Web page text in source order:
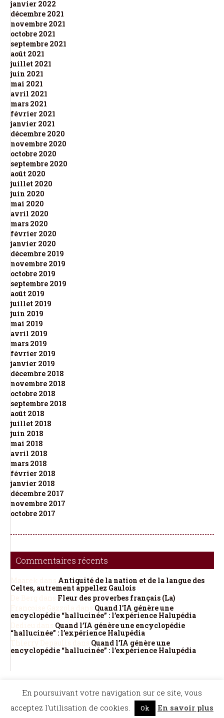
janvier 2022
décembre 2021
novembre 2021
octobre 2021
septembre 2021
août 2021
juillet 2021
juin 2021
mai 2021
avril 2021
mars 2021
février 2021
janvier 2021
décembre 2020
novembre 2020
octobre 2020
septembre 2020
août 2020
juillet 2020
juin 2020
mai 2020
avril 2020
mars 2020
février 2020
janvier 2020
décembre 2019
novembre 2019
octobre 2019
septembre 2019
août 2019
juillet 2019
juin 2019
mai 2019
avril 2019
mars 2019
février 2019
janvier 2019
décembre 2018
novembre 2018
octobre 2018
septembre 2018
août 2018
juillet 2018
juin 2018
mai 2018
avril 2018
mars 2018
février 2018
janvier 2018
décembre 2017
novembre 2017
octobre 2017
Commentaires récents
Antiquité de la nation et de la langue des
Celtes, autrement appellez Gaulois
Fleur des proverbes français (La)
Quand l’IA génère une
encyclopédie “hallucinée” : l’expérience Halupédia
Quand l’IA génère une encyclopédie
“hallucinée” : l’expérience Halupédia
Quand l’IA génère une
encyclopédie “hallucinée” : l’expérience Halupédia
©Dicopathe - Tous droits réservés -Mentions légales- Réalisation :Bel et Bien
Vu
Restez à l'affût des actualités de Dicopathe -
Abonnez-vous !
En poursuivant votre navigation sur ce site, vous
acceptez l'utilisation de cookies.
Ok En savoir plus